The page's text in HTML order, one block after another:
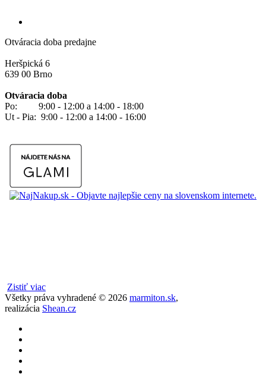
Otváracia doba predajne
Heršpická 6
639 00 Brno
Otváracia doba
Po: 9:00 - 12:00 a 14:00 - 18:00
Ut - Pia: 9:00 - 12:00 a 14:00 - 16:00
Zistiť viac
Všetky práva vyhradené © 2026 marmiton.sk,
realizácia Shean.cz